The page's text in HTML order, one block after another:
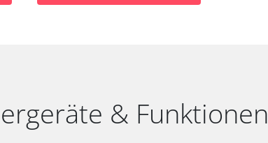
& Funktionen